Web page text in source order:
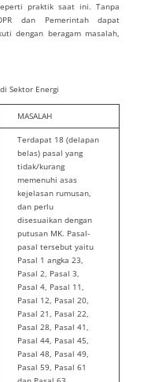
praktik saat ini. Tanpa
dan Pemerintah dapat
dengan beragam masalah,
Sektor Energi
MASALAH
Terdapat 18 (delapan
belas) pasal yang
tidak/kurang
memenuhi asas
kejelasan rumusan,
dan perlu
disesuaikan dengan
putusan MK. Pasal-
pasal tersebut yaitu
Pasal 1 angka 23,
Pasal 2, Pasal 3,
Pasal 4, Pasal 11,
Pasal 12, Pasal 20,
Pasal 21, Pasal 22,
Pasal 28, Pasal 41,
Pasal 44, Pasal 45,
Pasal 48, Pasal 49,
Pasal 59, Pasal 61